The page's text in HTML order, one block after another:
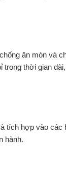
ăn mòn và
thời gian
tích hợp vào các
hành.